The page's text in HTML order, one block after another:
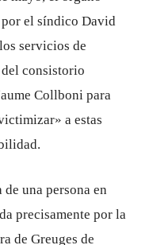
el síndico David
servicios de
consistorio
Collboni para
a estas
una persona en
precisamente por la
de Greuges de